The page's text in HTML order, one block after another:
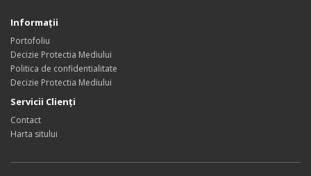
Informaţii
Portofoliu
Decizie Protectia Mediului
Politica de confidentialitate
Decizie Protectia Mediului
Servicii Clienţi
Contact
Harta sitului